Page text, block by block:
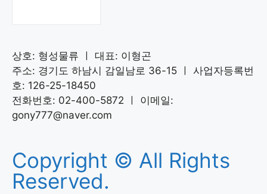
상호: 형성물류 ㅣ 대표: 이형곤
주소: 경기도 하남시 감일남로 36-15 ㅣ 사업자등록번
호: 126-25-18450
전화번호: 02-400-5872 ㅣ 이메일:
gony777@naver.com
Copyright © All Rights
Reserved.